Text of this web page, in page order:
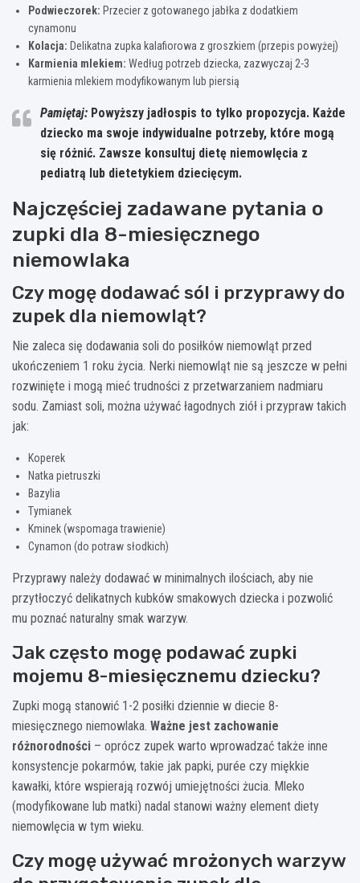
Podwieczorek: Przecier z gotowanego jabłka z dodatkiem
cynamonu
Kolacja: Delikatna zupka kalafiorowa z groszkiem (przepis powyżej)
Karmienia mlekiem: Według potrzeb dziecka, zazwyczaj 2-3
karmienia mlekiem modyfikowanym lub piersią
Pamiętaj: Powyższy jadłospis to tylko propozycja. Każde
dziecko ma swoje indywidualne potrzeby, które mogą
się różnić. Zawsze konsultuj dietę niemowlęcia z
pediatrą lub dietetykiem dziecięcym.
Najczęściej zadawane pytania o
zupki dla 8-miesięcznego
niemowlaka
Czy mogę dodawać sól i przyprawy do
zupek dla niemowląt?
Nie zaleca się dodawania soli do posiłków niemowląt przed
ukończeniem 1 roku życia. Nerki niemowląt nie są jeszcze w pełni
rozwinięte i mogą mieć trudności z przetwarzaniem nadmiaru
sodu. Zamiast soli, można używać łagodnych ziół i przypraw takich
jak:
Koperek
Natka pietruszki
Bazylia
Tymianek
Kminek (wspomaga trawienie)
Cynamon (do potraw słodkich)
Przyprawy należy dodawać w minimalnych ilościach, aby nie
przytłoczyć delikatnych kubków smakowych dziecka i pozwolić
mu poznać naturalny smak warzyw.
Jak często mogę podawać zupki
mojemu 8-miesięcznemu dziecku?
Zupki mogą stanowić 1-2 posiłki dziennie w diecie 8-
miesięcznego niemowlaka. Ważne jest zachowanie
różnorodności – oprócz zupek warto wprowadzać także inne
konsystencje pokarmów, takie jak papki, purée czy miękkie
kawałki, które wspierają rozwój umiejętności żucia. Mleko
(modyfikowane lub matki) nadal stanowi ważny element diety
niemowlęcia w tym wieku.
Czy mogę używać mrożonych warzyw